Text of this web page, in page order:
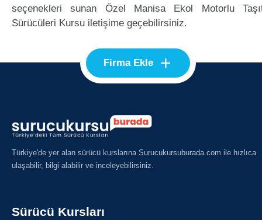
seçenekleri sunan Özel Manisa Ekol Motorlu
Sürücüleri Kursu iletişime geçebilirsiniz.
Firma Ekle +
Türkiye'de yer alan sürücü kurslarına Surucukursuburada.com ile hızlıca
ulaşabilir, bilgi alabilir ve inceleyebilirsiniz.
Sürücü Kursları